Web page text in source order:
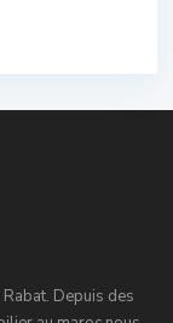
Depuis des